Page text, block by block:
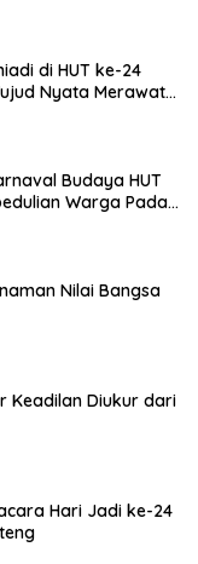
di HUT ke-24
Nyata Merawat
Budaya HUT
Warga Pada
Nilai Bangsa
Keadilan Diukur dari
Hari Jadi ke-24